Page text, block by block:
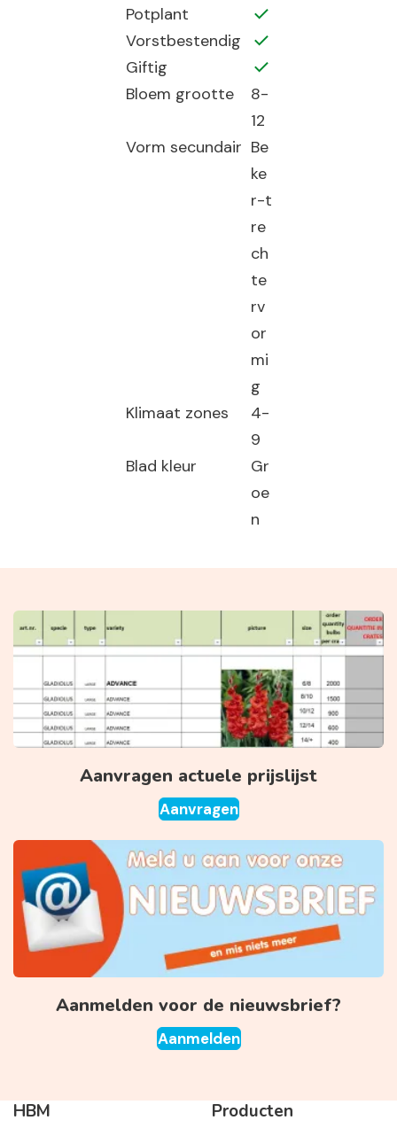
Potplant
Vorstbestendig
Giftig
Bloem grootte
8-
12
Vorm secundair Be
ke
r-t
re
ch
te
rv
or
mi
g
Klimaat zones
4-
9
Blad kleur
Gr
oe
n
Aanvragen actuele prijslijst
Aanvragen
Aanmelden voor de nieuwsbrief?
Aanmelden
HBM Producten